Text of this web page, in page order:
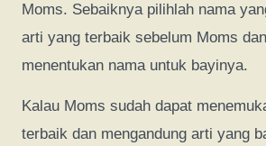
Moms. Sebaiknya pilihlah nama
arti yang terbaik sebelum Moms
menentukan nama untuk bayinya.
Kalau Moms sudah dapat
terbaik dan mengandung arti yang